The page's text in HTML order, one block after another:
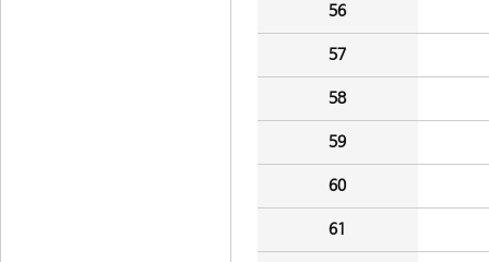
56
57
58
59
60
61